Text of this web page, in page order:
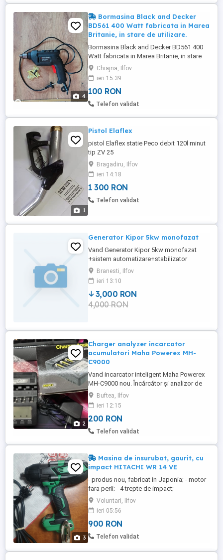
4
Bormasina Black and Decker
BD561 400 Watt fabricata in Marea
Britanie, in stare de utilizare.
Bormasina Black and Decker BD561 400
Watt fabricata in Marea Britanie, in stare
de utilizare. Aceasta bormasina este
potrivita pentru o varietate de lucrari de
bricolaj si constructii usoare, fiind un utilaj
practic si robust. 400 W Pret fix 100 lei.
Bormasina se afla in Comuna Chiajna,
Chiajna, Ilfov
ieri 15:39
100 RON
Telefon validat
1
Pistol Elaflex
pistol Elaflex statie Peco debit 120l minut
tip ZV 25
Bragadiru, Ilfov
ieri 14:18
1 300 RON
Telefon validat
Generator Kipor 5kw monofazat
Vand Generator Kipor 5kw monofazat
+sistem automatizare+stabilizator
frecventa stare f buna. Pret 4000 lei
Branesti, Ilfov
ieri 13:10
3,000 RON
4,000 RON
2
Charger analyzer incarcator
acumulatori Maha Powerex MH-
C9000
Vand incarcator inteligent Maha Powerex
MH-C9000 nou. Încărcător și analizor de
baterii AA AAA Maha MH-C9000 Wizard 1.
Dispune de cinci moduri de încărcare și
descărcare, afișaj digital și viteză de
încărcare și descărcare reglabilă. Poate fi
utilizat pentru încărcarea și întreținerea
Buftea, Ilfov
ieri 12:15
200 RON
Telefon validat
3
Masina de insurubat, gaurit, cu
impact HITACHI WR 14 VE
- produs nou, fabricat in Japonia; - motor
fara perii; - 4 trepte de impact; -
intrerupator liniar; - prindere patrata 1 2
inch; - fara socuri la pornire si frana la
oprire; - produsul poate fi folosit si la
rotile automobilului; - alte detalii despre
produs gasiti pe internet; - nu raspund la
Voluntari, Ilfov
ieri 05:56
900 RON
Telefon validat